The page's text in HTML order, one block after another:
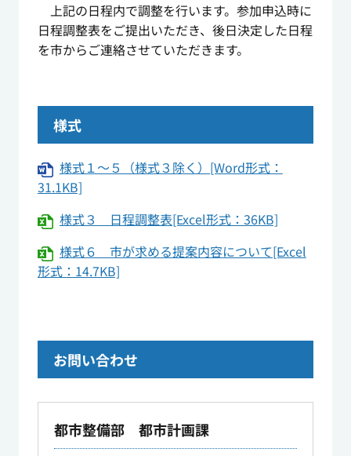
上記の日程内で調整を行います。参加申込時に
日程調整表をご提出いただき、後日決定した日程
を市からご連絡させていただきます。
様式
様式１～５（様式３除く）[Word形式：
31.1KB]
様式３ 日程調整表[Excel形式：36KB]
様式６ 市が求める提案内容について[Excel
形式：14.7KB]
お問い合わせ
都市整備部 都市計画課